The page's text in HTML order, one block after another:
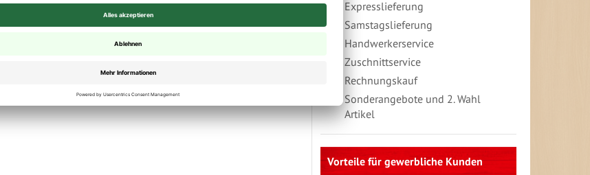
Expresslieferung
Samstagslieferung
Handwerkerservice
Zuschnittservice
Rechnungskauf
Sonderangebote und 2. Wahl
Artikel
Vorteile für gewerbliche Kunden